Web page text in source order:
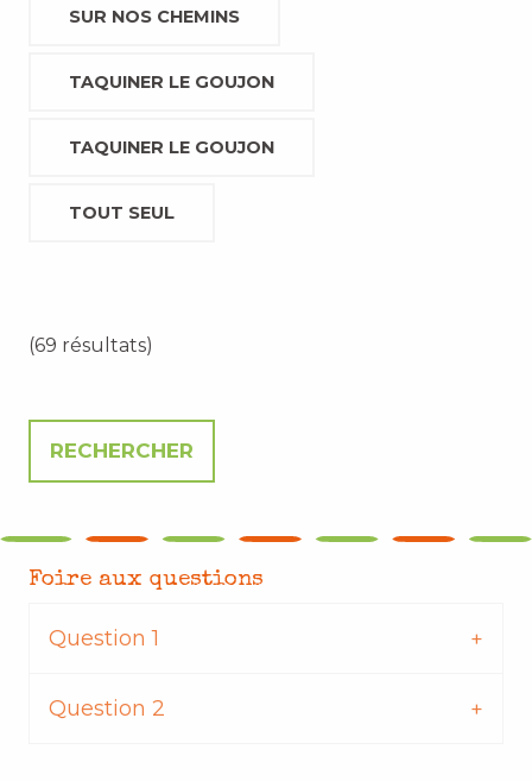
SUR NOS CHEMINS
TAQUINER LE GOUJON
TAQUINER LE GOUJON
TOUT SEUL
(69 résultats)
Foire aux questions
Question 1
Question 2